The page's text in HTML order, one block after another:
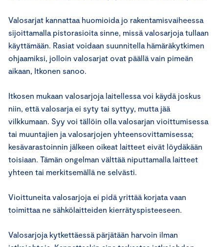
Valosarjat kannattaa huomioida jo rakentamisvaiheessa
sijoittamalla pistorasioita sinne, missä valosarjoja tullaan
käyttämään. Rasiat voidaan suunnitella hämäräkytkimen
ohjaamiksi, jolloin valosarjat ovat päällä vain pimeän
aikaan, Itkonen sanoo.
Itkosen mukaan valosarjoja laitellessa voi käydä joskus
niin, että valosarja ei syty tai syttyy, mutta jää
vilkkumaan. Syy voi tällöin olla valosarjan vioittumisessa
tai muuntajien ja valosarjojen yhteensovittamisessa;
kesävarastoinnin jälkeen oikeat laitteet eivät löydäkään
toisiaan. Tämän ongelman välttää niputtamalla laitteet
yhteen tai merkitsemällä ne selvästi.
Vioittuneita valosarjoja ei pidä yrittää korjata vaan
toimittaa ne sähkölaitteiden kierrätyspisteeseen.
Valosarjoja kytkettäessä pärjätään harvoin ilman